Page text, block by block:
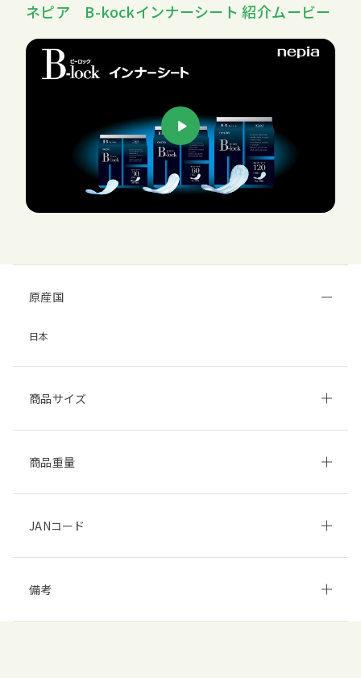
ネピア B-kockインナーシート 紹介ムービー
原産国
日本
商品サイズ
商品重量
JANコード
備考